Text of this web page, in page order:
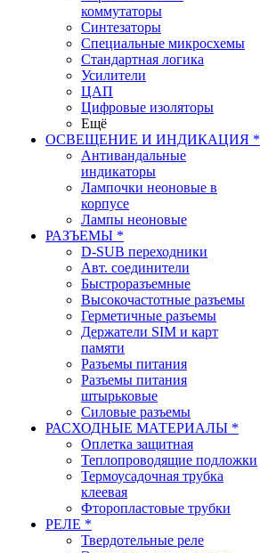
коммутаторы
Синтезаторы
Специальные микросхемы
Стандартная логика
Усилители
ЦАП
Цифровые изоляторы
Ещё
ОСВЕЩЕНИЕ И ИНДИКАЦИЯ *
Антивандальные
индикаторы
Лампочки неоновые в
корпусе
Лампы неоновые
РАЗЪЕМЫ *
D-SUB переходники
Авт. соединители
Быстроразъемные
Высокочастотные разъемы
Герметичные разъемы
Держатели SIM и карт
памяти
Разъемы питания
Разъемы питания
штырьковые
Силовые разъемы
РАСХОДНЫЕ МАТЕРИАЛЫ *
Оплетка защитная
Теплопроводящие подложки
Термоусадочная трубка
клеевая
Фторопластовые трубки
РЕЛЕ *
Твердотельные реле